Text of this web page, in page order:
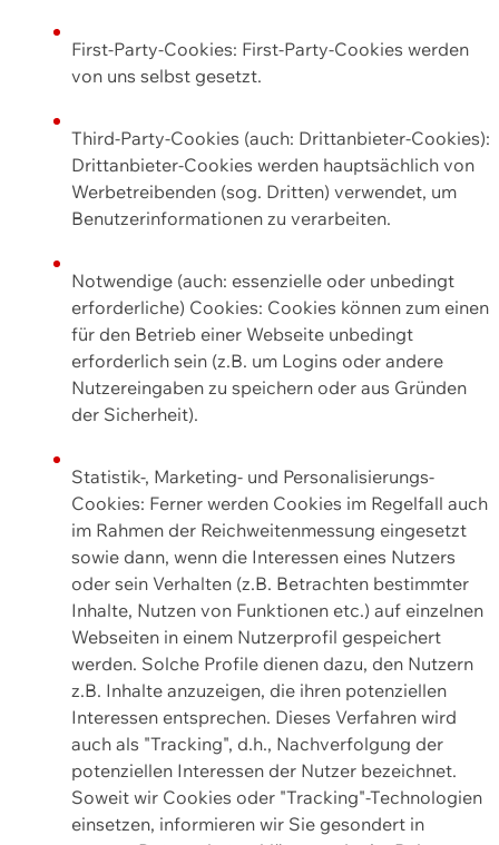
First-Party-Cookies: First-Party-Cookies werden
von uns selbst gesetzt.
Third-Party-Cookies (auch: Drittanbieter-Cookies):
Drittanbieter-Cookies werden hauptsächlich von
Werbetreibenden (sog. Dritten) verwendet, um
Benutzerinformationen zu verarbeiten.
Notwendige (auch: essenzielle oder unbedingt
erforderliche) Cookies: Cookies können zum einen
für den Betrieb einer Webseite unbedingt
erforderlich sein (z.B. um Logins oder andere
Nutzereingaben zu speichern oder aus Gründen
der Sicherheit).
Statistik-, Marketing- und Personalisierungs-
Cookies: Ferner werden Cookies im Regelfall auch
im Rahmen der Reichweitenmessung eingesetzt
sowie dann, wenn die Interessen eines Nutzers
oder sein Verhalten (z.B. Betrachten bestimmter
Inhalte, Nutzen von Funktionen etc.) auf einzelnen
Webseiten in einem Nutzerprofil gespeichert
werden. Solche Profile dienen dazu, den Nutzern
z.B. Inhalte anzuzeigen, die ihren potenziellen
Interessen entsprechen. Dieses Verfahren wird
auch als "Tracking", d.h., Nachverfolgung der
potenziellen Interessen der Nutzer bezeichnet.
Soweit wir Cookies oder "Tracking"-Technologien
einsetzen, informieren wir Sie gesondert in